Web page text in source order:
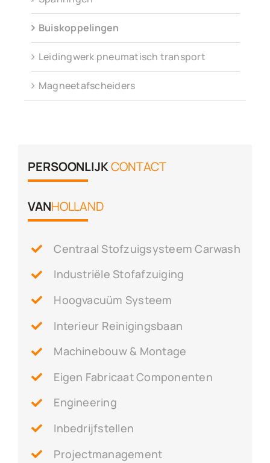
Buiskoppelingen
Leidingwerk pneumatisch transport
Magneetafscheiders
PERSOONLIJKCONTACT
VANHOLLAND
Centraal Stofzuigsysteem Carwash
Industriële Stofafzuiging
Hoogvacuüm Systeem
Interieur Reinigingsbaan
Machinebouw & Montage
Eigen Fabricaat Componenten
Engineering
Inbedrijfstellen
Projectmanagement